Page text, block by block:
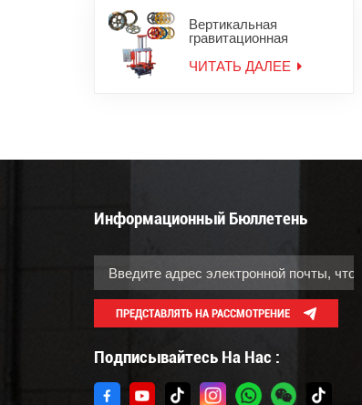
Вертикальная
гравитационная
мотоциклетных колес
ЧИТАТЬ ДАЛЕЕ
Информационный Бюллетень
ПРЕДСТАВЛЯТЬ НА РАССМОТРЕНИЕ
Подписывайтесь На Нас :